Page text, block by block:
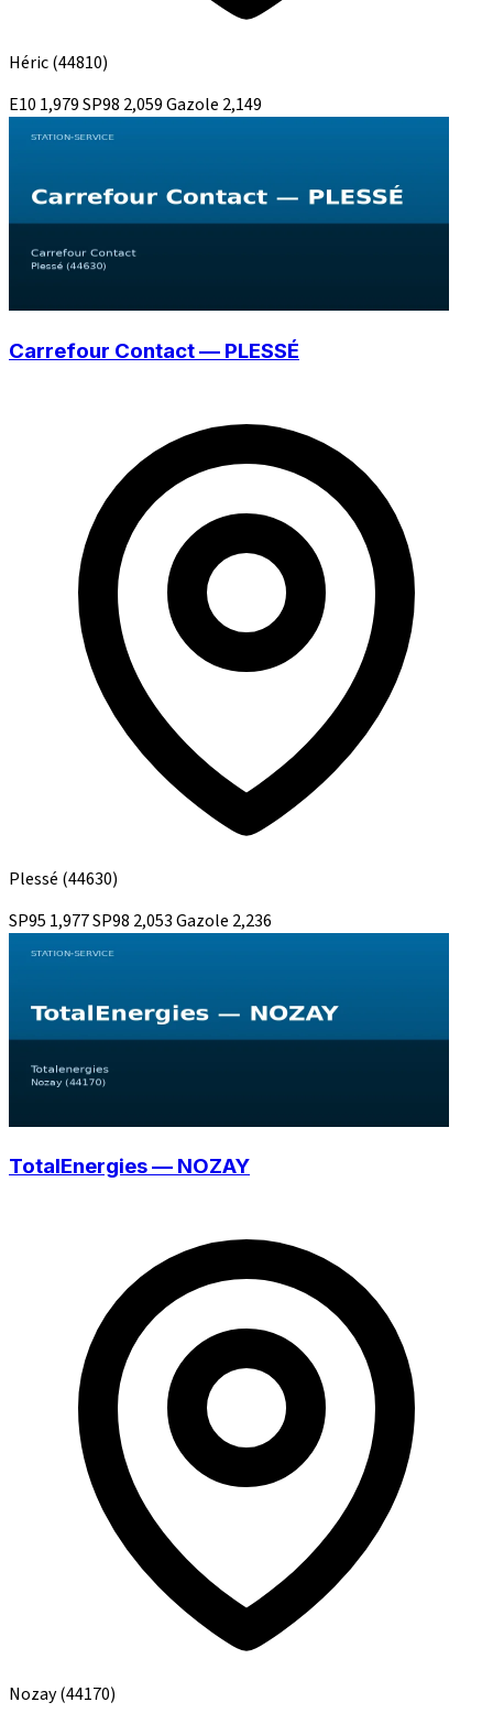
Héric(44810)
E10 1,979SP98 2,059Gazole 2,149
Carrefour Contact — PLESSÉ
Plessé (44630)
SP95 1,977SP98 2,053Gazole 2,236
TotalEnergies — NOZAY
Nozay(44170)